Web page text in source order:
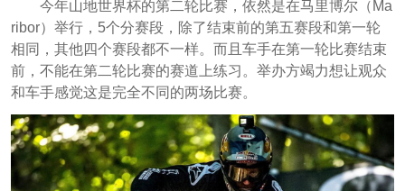
今年山地世界杯的第二轮比赛，依然是在马里博尔（Ma
ribor）举行，5个分赛段，除了结束前的第五赛段和第一轮
相同，其他四个赛段都不一样。而且车手在第一轮比赛结束
前，不能在第二轮比赛的赛道上练习。举办方竭力想让观众
和车手感觉这是完全不同的两场比赛。